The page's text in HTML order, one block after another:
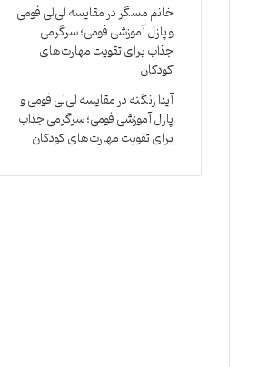
خانم مسگردرمقایسه لی‌لی فومی
و پازل آموزشی فومی؛ سرگرمی
جذاب برای تقویت مهارت‌های
کودکان
آیدا زنگنهدرمقایسه لی‌لی فومی و
پازل آموزشی فومی؛ سرگرمی جذاب
برای تقویت مهارت‌های کودکان